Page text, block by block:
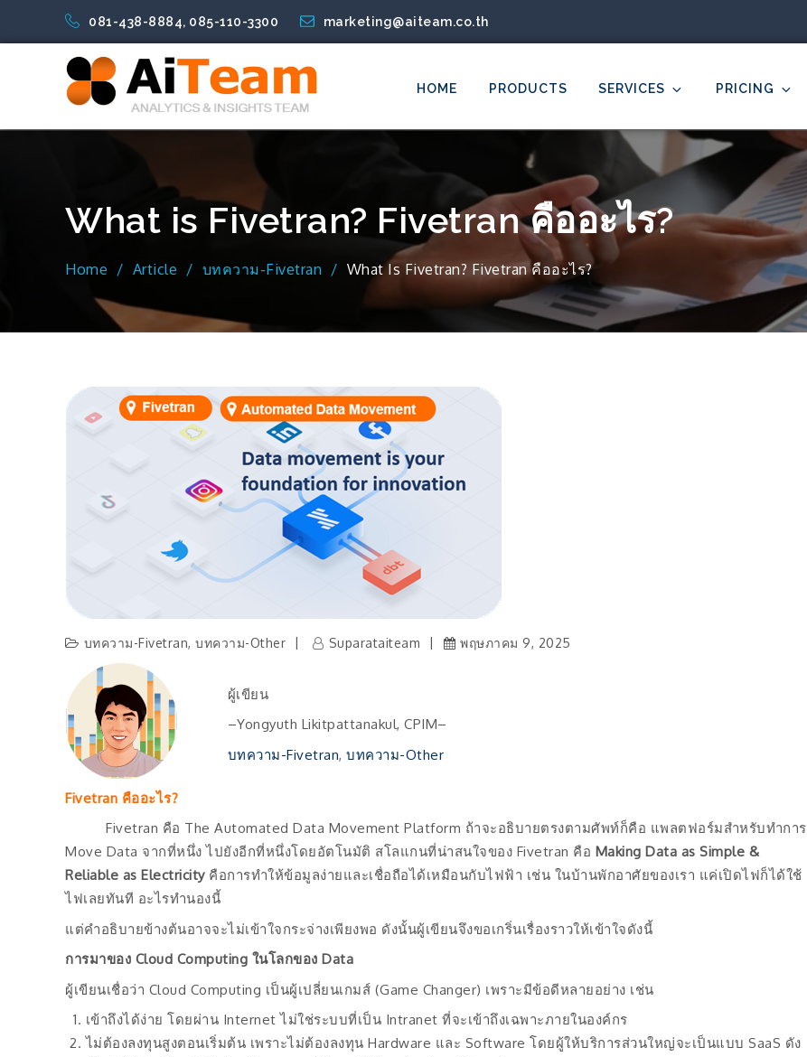
081-438-8884, 085-110-3300
marketing@aiteam.co.th
Analytics
and
Insights
Analytics
Services
Blog
Consulting
and
Coaching
Contact
Customer
Dashboarding
Services
Data
Management
Services
Embedded
Analytics
Services
Experience
Fivetran
Fivetran
Pricing
Home
More
Pricing
Products
RECRUITMENT
Services
Software
Support
Services
Tableau
Migration
Services
Tableau
Pricing
TABLEAU
SELF
SERVICE
RAPID
START
Training
TRAINING
ADVANCED
OJT
TRAINING
BASIC
OJT
TRAINING
Data
Preparation
using
TRAINING
TABLEAU
R
Analytics]
TRAINING
TABLEAU
and
PYTHON
TRAINING
Tableau
Dashboard
Best
TRAINING
TABLEAU
DESKTOP
[Advanced]
TRAINING
TABLEAU
DESKTOP
I
TRAINING
TABLEAU
SERVER
[Administration]
Training
Tableau
Fundamental
ให้
กับ
คู
โบต้
คอร์ปอเรชั่น
จำกัด.
(โรงงาน
Training
Tableau
Fundamental,
Advanced
และ
กับ
ศูนย์
มหาวิทยาลัย
วลัย
TRAINING:
TABLEAU
EMBEDDED
ANALYTICS
Welcome
AiTeam
การ
เสริม
สร้าง
ความ
รู้
การ
เป็น
ดูแล
ชั้น
ยุค
ดิจิตอล
เสริม
ทักษะ
ด้าน
Data
Visualization
ยิ่ง
ขึ้น!
AiTeam Co., Ltd.
HOME PRODUCTS SERVICES PRICING
What is Fivetran? Fivetran คืออะไร?
Home Article บทความ-Fivetran What Is Fivetran? Fivetran คืออะไร?
บทความ-Fivetran, บทความ-Other Suparataiteam พฤษภาคม 9, 2025
ผู้เขียน
–Yongyuth Likitpattanakul, CPIM–
บทความ-Fivetran, บทความ-Other
Fivetran คืออะไร?
Fivetran คือ The Automated Data Movement Platform ถ้าจะอธิบายตรงตามศัพท์ก็คือ แพลตฟอร์มสำหรับทำการ
Move Data จากที่หนึ่ง ไปยังอีกที่หนึ่งโดยอัตโนมัติ สโลแกนที่น่าสนใจของ Fivetran คือ Making Data as Simple &
Reliable as Electricity คือการทำให้ข้อมูลง่ายและเชื่อถือได้เหมือนกับไฟฟ้า เช่น ในบ้านพักอาศัยของเรา แค่เปิดไฟก็ได้ใช้
ไฟเลยทันที อะไรทำนองนี้
แต่คำอธิบายข้างต้นอาจจะไม่เข้าใจกระจ่างเพียงพอ ดังนั้นผู้เขียนจึงขอเกริ่นเรื่องราวให้เข้าใจดังนี้
การมาของ Cloud Computing ในโลกของ Data
ผู้เขียนเชื่อว่า Cloud Computing เป็นผู้เปลี่ยนเกมส์ (Game Changer) เพราะมีข้อดีหลายอย่าง เช่น
เข้าถึงได้ง่าย โดยผ่าน Internet ไม่ใช่ระบบที่เป็น Intranet ที่จะเข้าถึงเฉพาะภายในองค์กร
ไม่ต้องลงทุนสูงตอนเริ่มต้น เพราะไม่ต้องลงทุน Hardware และ Software โดยผู้ให้บริการส่วนใหญ่จะเป็นแบบ SaaS ดัง